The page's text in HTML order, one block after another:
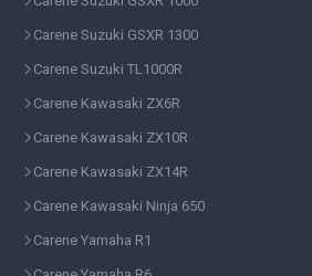
Carene Suzuki GSXR 1300
Carene Suzuki TL1000R
Carene Kawasaki ZX6R
Carene Kawasaki ZX10R
Carene Kawasaki ZX14R
Carene Kawasaki Ninja 650
Carene Yamaha R1